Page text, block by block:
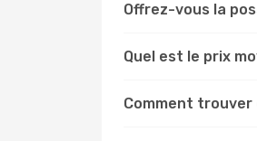
Offrez-vous la
Quel est le prix
Comment trouver